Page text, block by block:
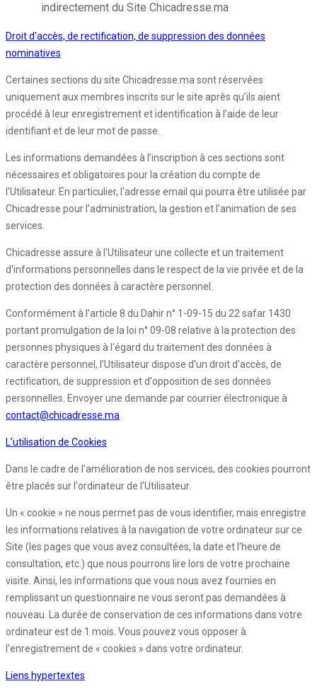
indirectement du Site Chicadresse.ma
Droit d'accès, de rectification, de suppression des données
nominatives
Certaines sections du site Chicadresse.ma sont réservées
uniquement aux membres inscrits sur le site après qu’ils aient
procédé à leur enregistrement et identification à l'aide de leur
identifiant et de leur mot de passe.
Les informations demandées à l’inscription à ces sections sont
nécessaires et obligatoires pour la création du compte de
l'Utilisateur. En particulier, l'adresse email qui pourra être utilisée par
Chicadresse pour l'administration, la gestion et l'animation de ses
services.
Chicadresse assure à l'Utilisateur une collecte et un traitement
d'informations personnelles dans le respect de la vie privée et de la
protection des données à caractère personnel.
Conformément à l’article 8 du Dahir n° 1-09-15 du 22 safar 1430
portant promulgation de la loi n° 09-08 relative à la protection des
personnes physiques à l'égard du traitement des données à
caractère personnel, l’Utilisateur dispose d'un droit d'accès, de
rectification, de suppression et d'opposition de ses données
personnelles. Envoyer une demande par courrier électronique à
contact@chicadresse.ma
L’utilisation de Cookies
Dans le cadre de l'amélioration de nos services, des cookies pourront
être placés sur l'ordinateur de l'Utilisateur.
Un « cookie » ne nous permet pas de vous identifier, mais enregistre
les informations relatives à la navigation de votre ordinateur sur ce
Site (les pages que vous avez consultées, la date et l'heure de
consultation, etc.) que nous pourrons lire lors de votre prochaine
visite. Ainsi, les informations que vous nous avez fournies en
remplissant un questionnaire ne vous seront pas demandées à
nouveau. La durée de conservation de ces informations dans votre
ordinateur est de 1 mois. Vous pouvez vous opposer à
l'enregistrement de « cookies » dans votre ordinateur.
Liens hypertextes